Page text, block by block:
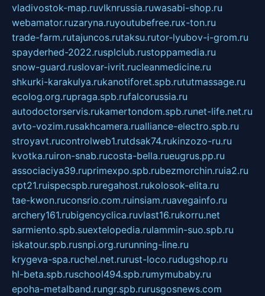
vladivostok-map.ruvlknrussia.ruwasabi-shop.ru
webamator.ruzaryna.ruyoutubefree.rux-ton.ru
trade-farm.rutajuncos.rutaksu.rutor-lyubov-i-grom.ru
spayderhed-2022.rusplclub.rustoppamedia.ru
snow-guard.ruslovar-ivrit.rucleanmedicine.ru
shkurki-karakulya.rukanotiforet.spb.rututmassage.ru
ecolog.org.rupraga.spb.rufalcorussia.ru
autodoctorservis.rukamertondom.spb.runet-life.net.ru
avto-vozim.rusakhcamera.rualliance-electro.spb.ru
stroyavt.rucontrolweb1.rutdsak74.rukinzozo-ru.ru
kvotka.ruiron-snab.rucosta-bella.rueugrus.pp.ru
associaciya39.ruprimexpo.spb.rubezmorchin.ruia2.ru
cpt21.ruispecspb.ruregahost.rukolosok-elita.ru
tae-kwon.ruconsrio.com.ruinsiam.ruavegainfo.ru
archery161.rubigencyclica.ruvlast16.rukorru.net
sarmiento.spb.suextelopedia.rulammin-suo.spb.ru
iskatour.spb.rusnpi.org.rurunning-line.ru
krygeva-spa.ruchel.net.rurust-loco.rudugshop.ru
hl-beta.spb.ruschool494.spb.rumymubaby.ru
epoha-metalband.rungr.spb.rurusgosnews.com